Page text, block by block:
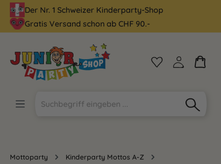
springen
Der Nr. 1 Schweizer Kinderparty-Shop
Gratis Versand schon ab CHF 90.-
Mottoparty
Kinderparty Mottos A-Z